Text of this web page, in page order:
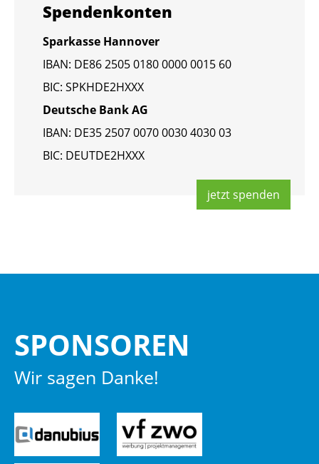
Spen­den­kon­ten
Spar­kas­se Han­no­ver
IBAN: DE86 2505 0180 0000 0015 60
BIC: SPKHDE2HXXX
Deut­sche Bank AG
IBAN: DE35 2507 0070 0030 4030 03
BIC: DEUT­DE2HXXX
jetzt spen­den
SPON­SO­REN
Wir sagen Danke!